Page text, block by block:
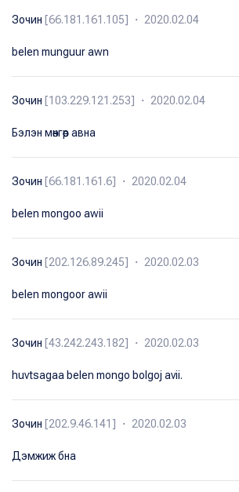
Зочин [66.181.161.105] ・ 2020.02.04
belen munguur awn
Зочин [103.229.121.253] ・ 2020.02.04
Бэлэн мөнгөөр авна
Зочин [66.181.161.6] ・ 2020.02.04
belen mongoo awii
Зочин [202.126.89.245] ・ 2020.02.03
belen mongoor awii
Зочин [43.242.243.182] ・ 2020.02.03
huvtsagaa belen mongo bolgoj avii.
Зочин [202.9.46.141] ・ 2020.02.03
Дэмжиж бна